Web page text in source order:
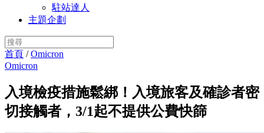
駐站達人
主題企劃
首頁 /Omicron
Omicron
入境檢疫措施鬆綁！入境旅客及確診者密
切接觸者，3/1起不提供公費快篩